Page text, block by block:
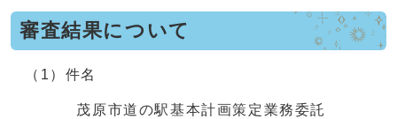
審査結果について
（1）件名
茂原市道の駅基本計画策定業務委託